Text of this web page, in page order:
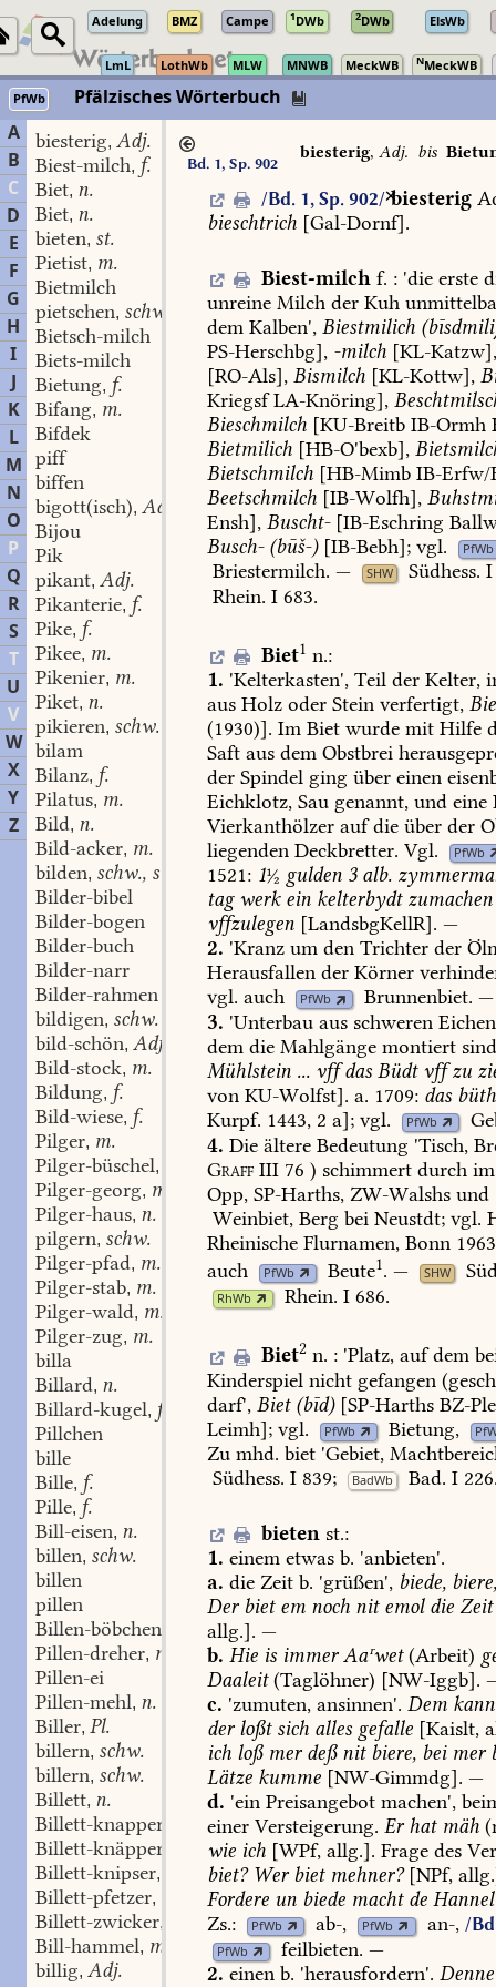
Adelung BMZ Campe 1DWb 2DWb ElsWb
LmL LothWb MLW MNWB MeckWB NMeckWB
PfWb
Pfälzisches Wörterbuch
A
B
C
D
E
F
G
H
I
J
K
L
M
N
O
P
Q
R
S
T
U
V
W
X
Y
Z
biesterig, Adj.
Biest-milch, f.
Biet, n.
Biet, n.
bieten, st.
Pietist, m.
Bietmilch
pietschen, schw.
Bietsch-milch
Biets-milch
Bietung, f.
Bifang, m.
Bifdek
piff
biffen
bigott(isch), Adj.
Bijou
Pik
pikant, Adj.
Pikanterie, f.
Pike, f.
Pikee, m.
Pikenier, m.
Piket, n.
pikieren, schw.
bilam
Bilanz, f.
Pilatus, m.
Bild, n.
Bild-acker, m.
bilden, schw., st.
Bilder-bibel
Bilder-bogen
Bilder-buch
Bilder-narr
Bilder-rahmen
bildigen, schw.
bild-schön, Adj.
Bild-stock, m.
Bildung, f.
Bild-wiese, f.
Pilger, m.
Pilger-büschel,
Pilger-georg, m.
Pilger-haus, n.
pilgern, schw.
Pilger-pfad, m.
Pilger-stab, m.
Pilger-wald, m.
Pilger-zug, m.
billa
Billard, n.
Billard-kugel, f.
Pillchen
bille
Bille, f.
Pille, f.
Bill-eisen, n.
billen, schw.
billen
pillen
Billen-böbchen
Pillen-dreher, m.
Pillen-ei
Pillen-mehl, n.
Biller, Pl.
billern, schw.
billern, schw.
Billett, n.
Billett-knapper
Billett-knäpper
Billett-knipser,
Billett-pfetzer,
Billett-zwicker,
Bill-hammel, m.
billig, Adj.
Bd. 1, Sp. 902
biesterig, Adj. bis
/Bd. 1, Sp. 902/ biesterig
bieschtrich [Gal-Dornf].
Biest-milch f. :'dieerste
unreine Milch der Kuh
dem Kalben', Biestmilich
PS-Herschbg], -milch [KL-Katzw
[RO-Als], Bismilch [KL-Kottw],
Kriegsf LA-Knöring],
Bieschmilch [KU-Breitb IB-Ormh
Bietmilich [HB-O'bexb],
Bietschmilch [HB-Mimb IB-Erfw/
Beetschmilch [IB-Wolfh],
Ensh], Buscht-[IB-Eschring
Busch-(būš-)[IB-Bebh]; vgl. PfWb
Briestermilch. — SHW Südhess. I
Rhein. I 683.
Biet1 n.:
1. 'Kelterkasten', Teil der Kelter,
aus Holz oder Stein verfertigt,
(1930)]. Im Biet wurde mit Hilfe
Saft aus dem Obstbrei
der Spindel ging über einen
Eichklotz, Sau genannt, und eine
Vierkanthölzer aufdie über der
liegenden Deckbretter. Vgl. PfWb
1521: 1½ gulden 3alb.
tagwerkein kelterbydtzumachen
vffzulegen [LandsbgKellR]. —
2. 'Kranz um den Trichter der
Herausfallen der Körner
vgl. auch PfWb Brunnenbiet. —
3. 'Unterbau aus schweren
dem die Mahlgänge montiert
Mühlstein ... vffdas Büdtvffzu
von KU-Wolfst]. a. 1709: das
Kurpf. 1443, 2 a]; vgl. PfWb
4. Die ältere Bedeutung 'Tisch,
GraffIII 76 ) schimmert durch im
Opp, SP-Harths, ZW-Walshs und
Weinbiet, Berg bei Neustdt; vgl.
Rheinische Flurnamen, Bonn
auch
PfWb Beute1. — SHW
RhWb Rhein. I 686.
Biet2 n. :'Platz,aufdem
Kinderspiel nicht gefangen
darf', Biet(bīd)[SP-Harths BZ-
Leimh]; vgl. PfWb Bietung,
Zu mhd. biet 'Gebiet,
Südhess. I 839; BadWb Bad. I226
bieten st.:
1. einem etwas b. 'anbieten'.
a. die Zeit b. 'grüßen', biede,
Derbietem noch nitemoldie Zeit
allg.]. —
b. Hie is immerAaʳwet(Arbeit)
Daaleit(Taglöhner) [NW-Iggb].
c. 'zumuten, ansinnen'. Dem
derloßtsich alles gefalle [Kaislt,
ich loßmerdeßnitbiere, beimer
Lätze kumme [NW-Gimmdg]. —
d. 'ein Preisangebot machen',
einer Versteigerung. Erhatmäh
wie ich [WPf, allg.]. Frage des
biet?Werbietmehner?[NPf,
Fordere un biede machtde Hannel
Zs.:
PfWb ab-, PfWb an-, /
PfWb feilbieten. —
2. einen b. 'herausfordern'. Denne